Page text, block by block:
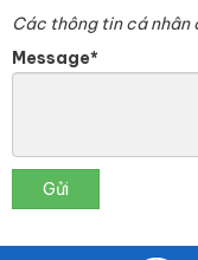
Các thông tin cá nhân
Message*
Gửi